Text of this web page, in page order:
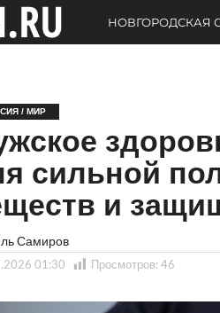
НОВГОРОДСКАЯ
/ МИР
сильной
и
Самиров
01:30 Просмотров: 46